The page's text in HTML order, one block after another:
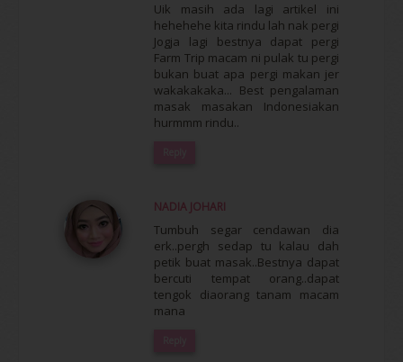
Uik masih ada lagi artikel ini
hehehehe kita rindu lah nak pergi
Jogja lagi bestnya dapat pergi
Farm Trip macam ni pulak tu pergi
bukan buat apa pergi makan jer
wakakakaka... Best pengalaman
masak masakan Indonesiakan
hurmmm rindu..
NADIA JOHARI
Tumbuh segar cendawan dia
erk..pergh sedap tu kalau dah
petik buat masak..Bestnya dapat
bercuti tempat orang..dapat
tengok diaorang tanam macam
mana